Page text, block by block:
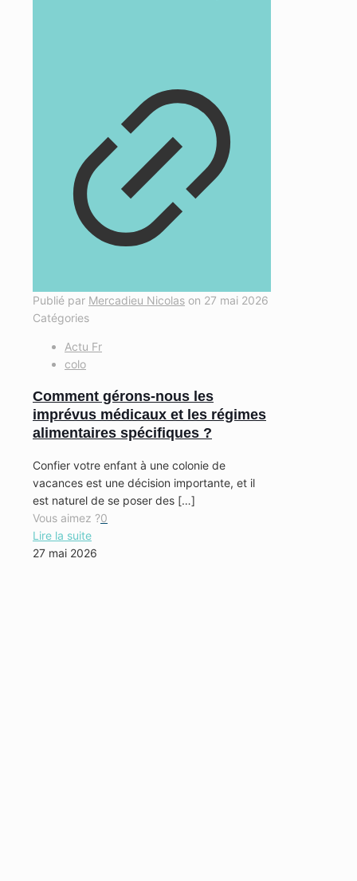
Publié par Mercadieu Nicolas on 27 mai 2026
Catégories
Actu Fr
colo
Comment gérons-nous les
imprévus médicaux et les régimes
alimentaires spécifiques ?
Confier votre enfant à une colonie de
vacances est une décision importante, et il
est naturel de se poser des […]
Vous aimez ?0
Lire la suite
27 mai 2026